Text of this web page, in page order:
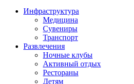
Инфраструктура
Медицина
Сувениры
Транспорт
Развлечения
Ночные клубы
Активный отдых
Рестораны
Детям